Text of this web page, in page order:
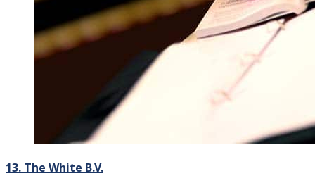
13. The White B.V.